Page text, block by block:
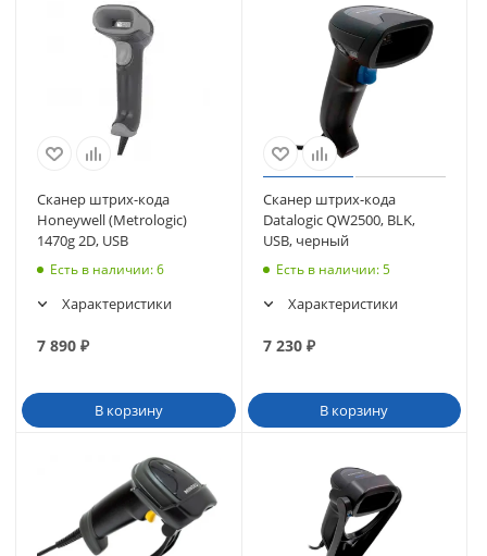
Сканер штрих-кода
Honeywell (Metrologic)
1470g 2D, USB
Есть в наличии: 6
Характеристики
7 890 ₽
В корзину
Сканер штрих-кода
Datalogic QW2500, BLK,
USB, черный
Есть в наличии: 5
Характеристики
7 230₽
В корзину